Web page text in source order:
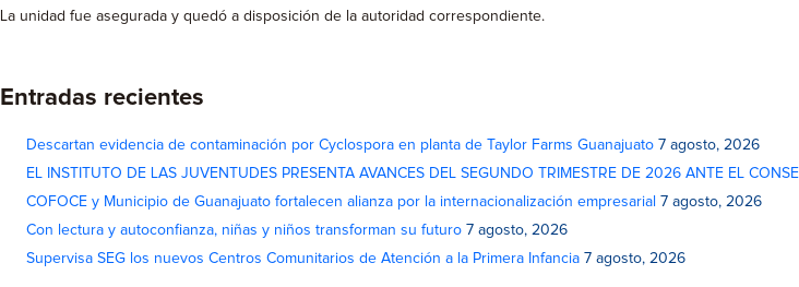
La unidad fue asegurada y quedó a disposición de la autoridad correspondiente.
Entradas recientes
Descartan evidencia de contaminación por Cyclospora en planta de Taylor Farms Guanajuato 7 agosto, 2026
EL INSTITUTO DE LAS JUVENTUDES PRESENTA AVANCES DEL SEGUNDO TRIMESTRE DE 2026 ANTE EL
COFOCE y Municipio de Guanajuato fortalecen alianza por la internacionalización empresarial 7 agosto, 2026
Con lectura y autoconfianza, niñas y niños transforman su futuro 7 agosto, 2026
Supervisa SEG los nuevos Centros Comunitarios de Atención a la Primera Infancia 7 agosto, 2026